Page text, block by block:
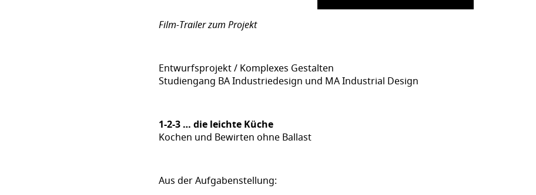
Film-Trailer zum Projekt
Entwurfsprojekt / Komplexes Gestalten
Studiengang BA Industriedesign und MA Industrial Design
1-2-3 … die leichte Küche
Kochen und Bewirten ohne Ballast
Aus der Aufgabenstellung: